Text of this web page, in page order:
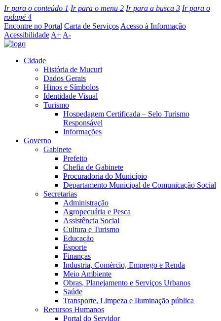
Ir para o conteúdo 1 Ir para o menu 2 Ir para a busca 3 Ir para o
rodapé4
Encontre no Portal Carta de Serviços Acesso à Informação
Acessibilidade A+ A-
Cidade
História de Mucuri
Dados Gerais
Hinos e Símbolos
Identidade Visual
Turismo
Hospedagem Certificada – Selo Turismo
Responsável
Informações
Governo
Gabinete
Prefeito
Chefia de Gabinete
Procuradoria do Município
Departamento Municipal de Comunicação Social
Secretarias
Administração
Agropecuária e Pesca
Assistência Social
Cultura e Turismo
Educação
Esporte
Finanças
Industria, Comércio, Emprego e Renda
Meio Ambiente
Obras, Planejamento e Serviços Urbanos
Saúde
Transporte, Limpeza e Iluminação pública
Recursos Humanos
Portal do Servidor